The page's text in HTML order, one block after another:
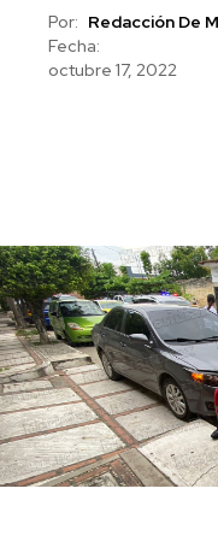
Por: Redacción De
Fecha:
octubre 17, 2022